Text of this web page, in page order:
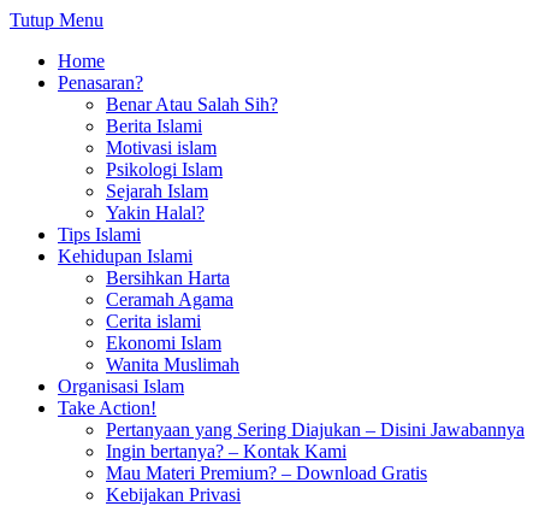
Tutup Menu
Home
Penasaran?
Benar Atau Salah Sih?
Berita Islami
Motivasi islam
Psikologi Islam
Sejarah Islam
Yakin Halal?
Tips Islami
Kehidupan Islami
Bersihkan Harta
Ceramah Agama
Cerita islami
Ekonomi Islam
Wanita Muslimah
Organisasi Islam
Take Action!
Pertanyaan yang Sering Diajukan – Disini Jawabannya
Ingin bertanya? – Kontak Kami
Mau Materi Premium? – Download Gratis
Kebijakan Privasi